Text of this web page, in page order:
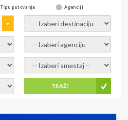
Tipu putovanja Agenciji
- izaberi destinaciju -
- izaberi agenciju -
- Izaberite smestaj -
TRAŽI